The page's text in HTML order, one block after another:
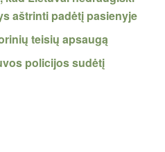
aštrinti padėtį pasienyje
teisių apsaugą
policijos sudėtį